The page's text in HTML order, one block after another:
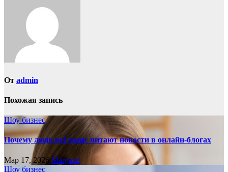
От admin
Похожая запись
Шоу бизнес
Почему люди всё чаще читают новости в онлайн-блогах
Мар 17, 2026Margaret
Шоу бизнес